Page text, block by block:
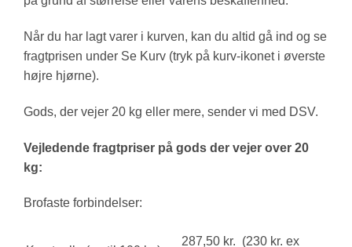
Når du har lagt varer i kurven, kan du altid gå ind og se
fragtprisen under Se Kurv (tryk på kurv-ikonet i øverste
højre hjørne).
Gods, der vejer 20 kg eller mere, sender vi med DSV.
Vejledende fragtpriser på gods der vejer over 20
kg:
Brofaste forbindelser:
287,50 kr. (230 kr. ex